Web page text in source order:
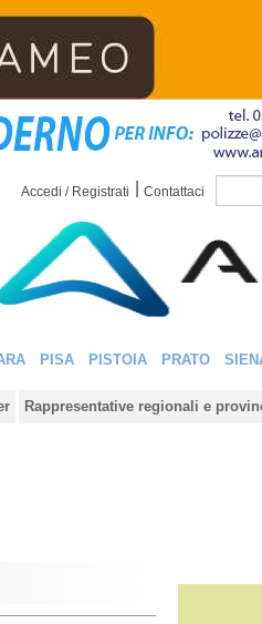
Accedi / Registrati Contattaci
PISA PISTOIA PRATO
Rappresentative regionali e